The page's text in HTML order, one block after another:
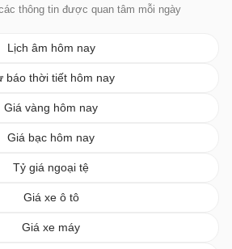
thông tin được quan tâm mỗi ngày
Lịch âm hôm nay
báo thời tiết hôm nay
Giá vàng hôm nay
Giá bạc hôm nay
Tỷ giá ngoại tệ
Giá xe ô tô
Giá xe máy